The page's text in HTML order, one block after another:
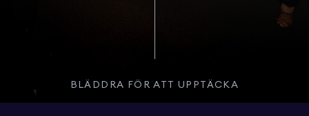
BLÄDDRA FÖR ATT UPPTÄCKA